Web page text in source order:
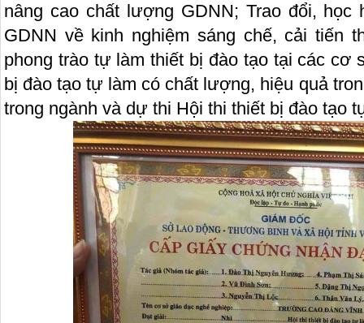
nâng cao chất lượng GDNN; Trao đổi,
GDNN về kinh nghiệm sáng chế, cải tiến
phong trào tự làm thiết bị đào tạo tại các cơ
bị đào tạo tự làm có chất lượng, hiệu quả
trong ngành và dự thi Hội thi thiết bị đào tạo